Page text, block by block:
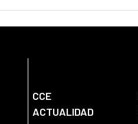
CCE
ACTUALIDAD